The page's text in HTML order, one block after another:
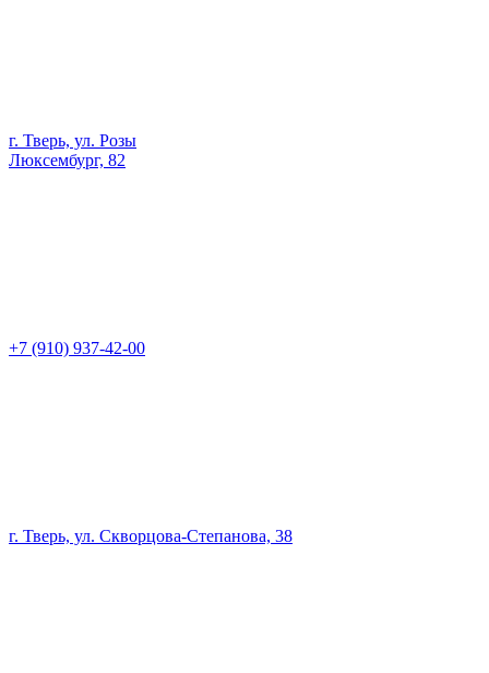
г. Тверь, ул. Розы
Люксембург, 82
+7 (910) 937-42-00
г. Тверь, ул. Скворцова-Степанова, 38